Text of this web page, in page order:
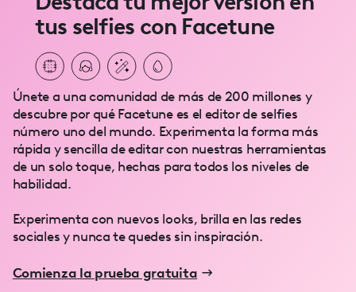
tus selfies con Facetune
Únete a una comunidad de más de 200 millones y
descubre por qué Facetune es el editor de selfies
número uno del mundo. Experimenta la forma más
rápida y sencilla de editar con nuestras herramientas
de un solo toque, hechas para todos los niveles de
habilidad.
Experimenta con nuevos looks, brilla en las redes
sociales y nunca te quedes sin inspiración.
Comienza la prueba gratuita